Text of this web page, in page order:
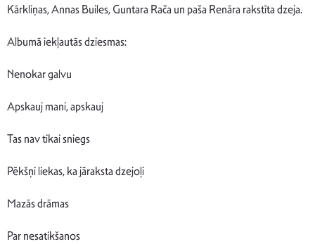
Kārkliņas, Annas Builes, Guntara Rača un paša Renāra rakstīta dzeja.
Albumā iekļautās dziesmas:
Nenokar galvu
Apskauj mani, apskauj
Tas nav tikai sniegs
Pēkšņi liekas, ka jāraksta dzejoļi
Mazās drāmas
Par nesatikšanos